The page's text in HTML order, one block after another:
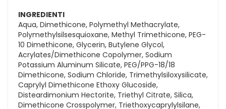
INGREDIENTI
Aqua, Dimethicone, Polymethyl Methacrylate,
Polymethylsilsesquioxane, Methyl Trimethicone, PEG-
10 Dimethicone, Glycerin, Butylene Glycol,
Acrylates/Dimethicone Copolymer, Sodium
Potassium Aluminum Silicate, PEG/PPG-18/18
Dimethicone, Sodium Chloride, Trimethylsiloxysilicate,
Caprylyl Dimethicone Ethoxy Glucoside,
Disteardimonium Hectorite, Triethyl Citrate, Silica,
Dimethicone Crosspolymer, Triethoxycaprylylsilane,